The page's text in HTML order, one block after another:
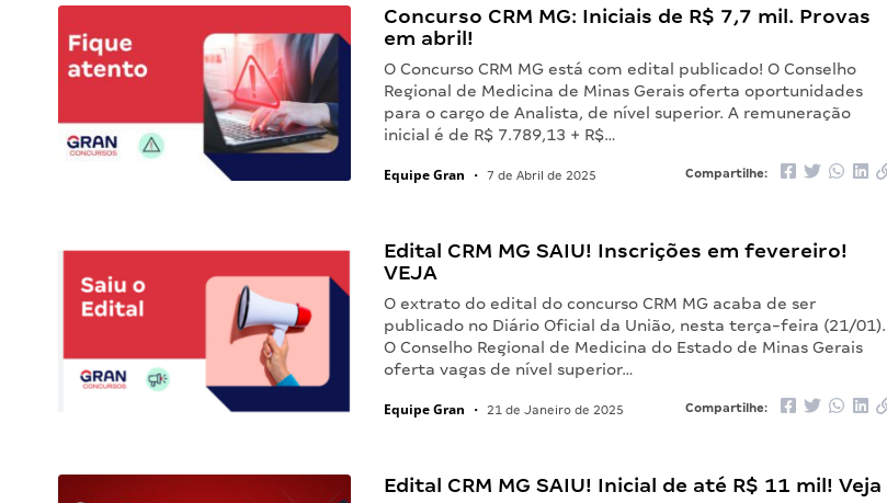
Concurso CRM MG: Iniciais de R$ 7,7 mil. Provas
em abril!
O Concurso CRM MG está com edital publicado! O Conselho
Regional de Medicina de Minas Gerais oferta oportunidades
para o cargo de Analista, de nível superior. A remuneração
inicial é de R$ 7.789,13 + R$…
Equipe Gran • 7 de Abril de 2025 Compartilhe:
Edital CRM MG SAIU! Inscrições em fevereiro!
VEJA
O extrato do edital do concurso CRM MG acaba de ser
publicado no Diário Oficial da União, nesta terça-feira (21/01).
O Conselho Regional de Medicina do Estado de Minas Gerais
oferta vagas de nível superior…
Equipe Gran • 21 de Janeiro de 2025 Compartilhe:
Edital CRM MG SAIU! Inicial de até R$ 11 mil! Veja